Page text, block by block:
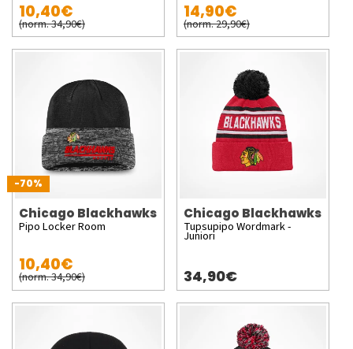
10,40€
(norm. 34,90€)
14,90€
(norm. 29,90€)
-70%
Chicago Blackhawks
Pipo Locker Room
10,40€
(norm. 34,90€)
Chicago Blackhawks
Tupsupipo Wordmark -
Juniori
34,90€